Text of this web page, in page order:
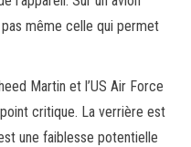
même celle qui permet
Martin et l’US Air Force
critique. La verrière est
une faiblesse potentielle